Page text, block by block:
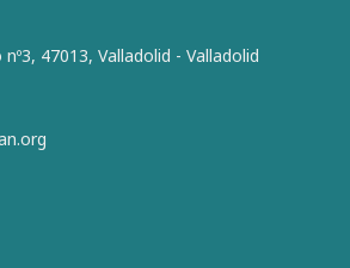
47013, Valladolid - Valladolid